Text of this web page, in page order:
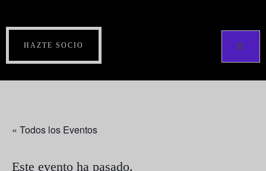
HAZTE SOCIO
« Todos los Eventos
Este evento ha pasado.